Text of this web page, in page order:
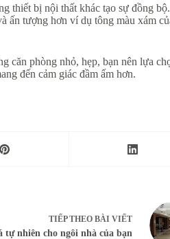
thiết bị nội thất khác tạo sự đồng
ấn tượng hơn ví dụ tông màu
căn phòng nhỏ, hẹp, bạn nên lựa
đến cảm giác đầm ấm hơn.
TIẾP THEO BÀI VIẾT
tự nhiên cho ngôi nhà của bạn